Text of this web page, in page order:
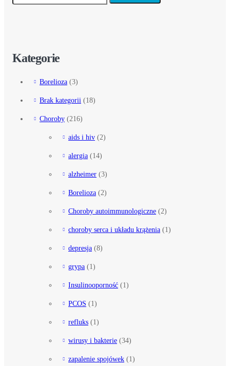
Kategorie
Borelioza (3)
Brak kategorii (18)
Choroby (216)
aids i hiv (2)
alergia (14)
alzheimer (3)
Borelioza (2)
Choroby autoimmunologiczne (2)
choroby serca i układu krążenia (1)
depresja (8)
grypa (1)
Insulinooporność (1)
PCOS (1)
refluks (1)
wirusy i bakterie (34)
zapalenie spojówek (1)